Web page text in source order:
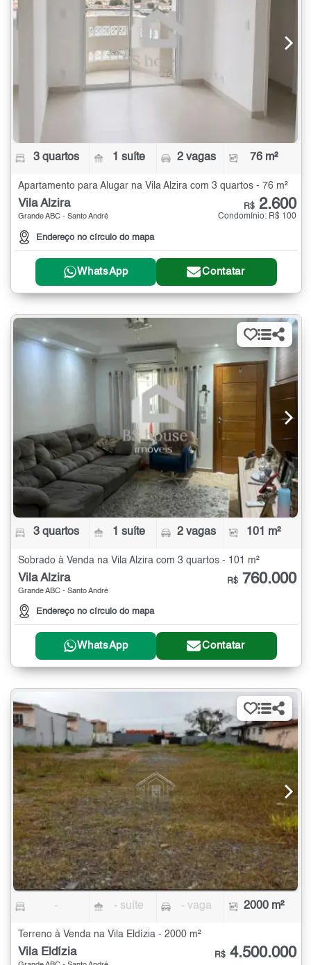
3 quartos 1 suíte 2 vagas 76 m²
Apartamento para Alugar na Vila Alzira com 3 quartos - 76 m²
Vila Alzira
Grande ABC - Santo André
Endereço no círculo do mapa
R$ 2.600
Condomínio: R$ 100
WhatsApp Contatar
3 quartos 1 suíte 2 vagas 101 m²
Sobrado à Venda na Vila Alzira com 3 quartos - 101 m²
Vila Alzira
Grande ABC - Santo André
Endereço no círculo do mapa
R$ 760.000
WhatsApp Contatar
- - suíte - vaga 2000 m²
Terreno à Venda na Vila Eldízia - 2000 m²
Vila Eldízia R$ 4.500.000